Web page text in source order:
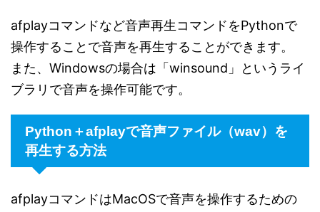
afplayコマンドなど音声再生コマンドをPythonで
操作することで音声を再生することができます。
また、Windowsの場合は「winsound」というライ
ブラリで音声を操作可能です。
Python＋afplayで音声ファイル（wav）を
再生する方法
afplayコマンドはMacOSで音声を操作するための